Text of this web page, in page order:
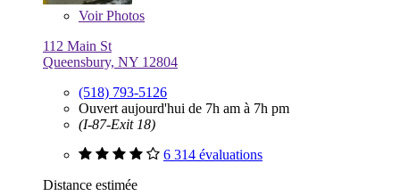
VoirPhotos
112 Main St
Queensbury, NY 12804
(518) 793-5126
Ouvert aujourd'hui de 7h am à 7h pm
(I-87-Exit 18)
6 314 évaluations
Distance estimée